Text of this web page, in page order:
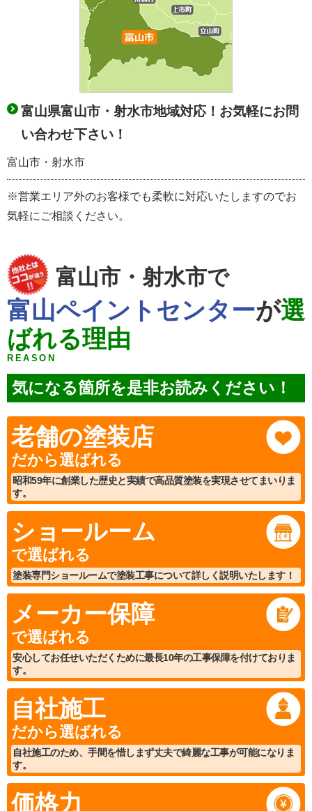
富山県富山市・射水市地域対応！お気軽にお問
い合わせ下さい！
富山市・射水市
※営業エリア外のお客様でも柔軟に対応いたしますのでお
気軽にご相談ください。
富山市・射水市で
富山ペイントセンターが選
ばれる理由
REASON
気になる箇所を是非お読みください！
老舗の塗装店
だから選ばれる
昭和59年に創業した歴史と実績で高品質塗装を実現させてまいりま
す。
ショールーム
で選ばれる
塗装専門ショールームで塗装工事について詳しく説明いたします！
メーカー保障
で選ばれる
安心してお任せいただくために最長10年の工事保障を付けておりま
す。
自社施工
だから選ばれる
自社施工のため、手間を惜しまず丈夫で綺麗な工事が可能になりま
す。
価格力